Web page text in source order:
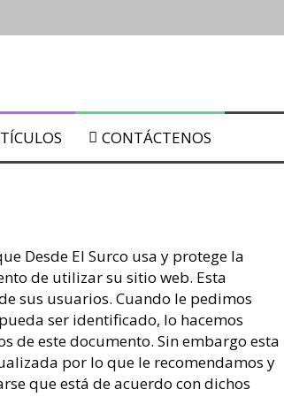
de Julio de 2019
CONTÁCTENOS
Desde El Surco usa y protege la
de utilizar su sitio web. Esta
sus usuarios. Cuando le pedimos
ser identificado, lo hacemos
de este documento. Sin embargo esta
por lo que le recomendamos y
que está de acuerdo con dichos